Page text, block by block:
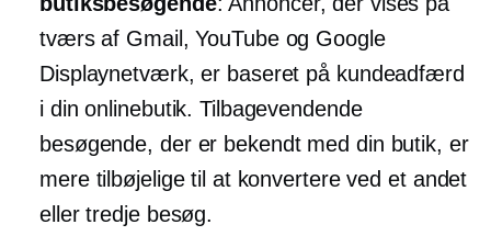
tværs af Gmail, YouTube og Google
Displaynetværk, er baseret på kundeadfærd
i din onlinebutik. Tilbagevendende
besøgende, der er bekendt med din butik, er
mere tilbøjelige til at konvertere ved et andet
eller tredje besøg.